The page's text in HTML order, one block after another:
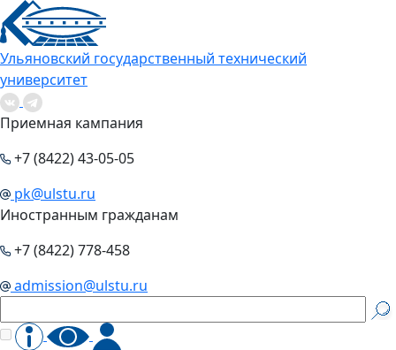
Ульяновский государственный технический
университет
Приемная кампания
+7 (8422) 43-05-05
pk@ulstu.ru
Иностранным гражданам
+7 (8422) 778-458
admission@ulstu.ru